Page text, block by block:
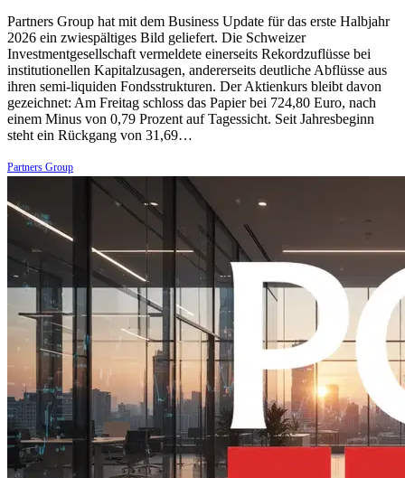
Partners Group hat mit dem Business Update für das erste Halbjahr
2026 ein zwiespältiges Bild geliefert. Die Schweizer
Investmentgesellschaft vermeldete einerseits Rekordzuflüsse bei
institutionellen Kapitalzusagen, andererseits deutliche Abflüsse aus
ihren semi-liquiden Fondsstrukturen. Der Aktienkurs bleibt davon
gezeichnet: Am Freitag schloss das Papier bei 724,80 Euro, nach
einem Minus von 0,79 Prozent auf Tagessicht. Seit Jahresbeginn
steht ein Rückgang von 31,69…
Partners Group